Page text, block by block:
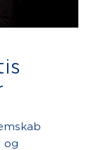
og